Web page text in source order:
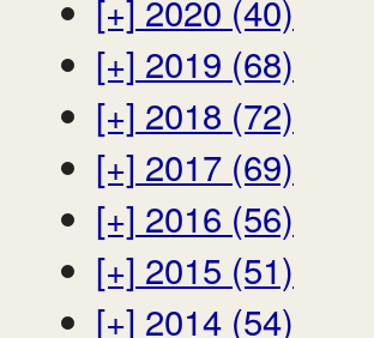
[+] 2020 (40)
[+] 2019 (68)
[+] 2018 (72)
[+] 2017 (69)
[+] 2016 (56)
[+] 2015 (51)
[+] 2014 (54)